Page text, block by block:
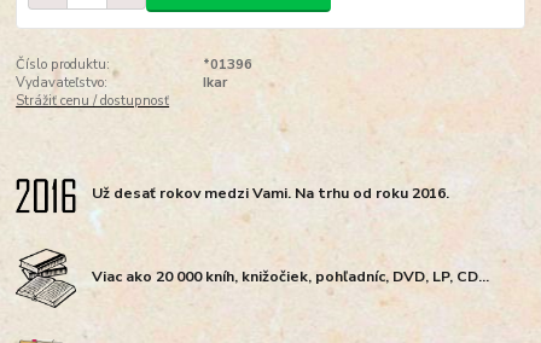
Číslo produktu:
*01396
Vydavateľstvo:
Ikar
Strážiť cenu / dostupnosť
Už desať rokov medzi Vami. Na trhu od roku 2016.
Viac ako 20 000 kníh, knižočiek, pohľadníc, DVD, LP, CD...